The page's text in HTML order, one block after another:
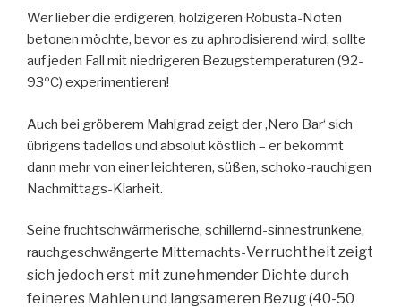
Wer lieber die erdigeren, holzigeren Robusta-Noten
betonen möchte, bevor es zu aphrodisierend wird, sollte
auf jeden Fall mit niedrigeren Bezugstemperaturen (92-
93ºC) experimentieren!
Auch bei gröberem Mahlgrad zeigt der ‚Nero Bar‘ sich
übrigens tadellos und absolut köstlich – er bekommt
dann mehr von einer leichteren, süßen, schoko-rauchigen
Nachmittags-Klarheit.
Seine fruchtschwärmerische, schillernd-sinnestrunkene,
rauchgeschwängerte Mitternachts-Verruchtheit zeigt
sich jedoch erst mit zunehmender Dichte durch
feineres Mahlen und langsameren Bezug (40-50